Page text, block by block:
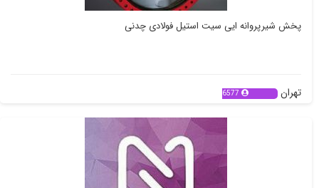
پخش شیرپروانه ایی سیت استیل فولادی چدنی
تهران 6577